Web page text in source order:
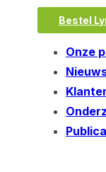
Bestel
Onze